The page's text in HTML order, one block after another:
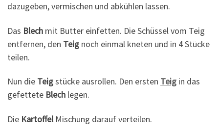
dazugeben, vermischen und abkühlen lassen.
Das Blech mit Butter einfetten. Die Schüssel vom Teig
entfernen, den Teig noch einmal kneten und in 4 Stücke
teilen.
Nun die Teigstücke ausrollen. Den ersten Teig in das
gefettete Blech legen.
Die KartoffelMischung darauf verteilen.